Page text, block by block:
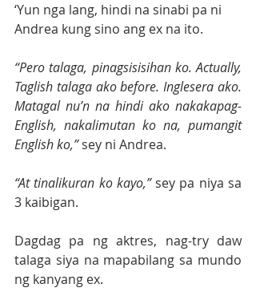
‘Yun nga lang, hindi na sinabi pa ni
Andrea kung sino ang ex na ito.
“Pero talaga, pinagsisisihan ko. Actually,
Taglish talaga ako before. Inglesera ako.
Matagal nu’n na hindi ako nakakapag-
English, nakalimutan ko na, pumangit
English ko,” sey ni Andrea.
“At tinalikuran ko kayo,” sey pa niya sa
3 kaibigan.
Dagdag pa ng aktres, nag-try daw
talaga siya na mapabilang sa mundo
ng kanyang ex.